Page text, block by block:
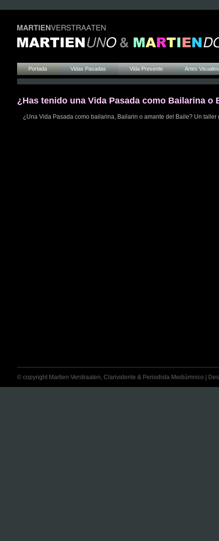
Portada Vidas Pasadas Vida Presente Artes Visuales
¿Has tenido una Vida Pasada como Bailarina o
¿Una Vida Pasada como bailarina, Bailarin o amante del Baile? Un
© copyright Martien Verstraaten, Clarividente & Periodista Mediúmnico |